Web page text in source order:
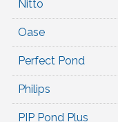
Nitto
Oase
Perfect Pond
Philips
PIP Pond Plus